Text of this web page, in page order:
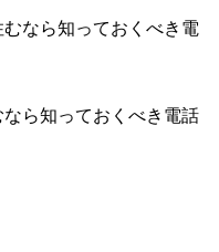
なら知っておくべき電話